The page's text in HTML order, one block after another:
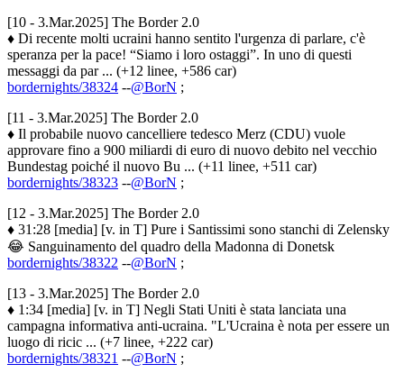
[10 - 3.Mar.2025] The Border 2.0
♦ Di recente molti ucraini hanno sentito l'urgenza di parlare, c'è
speranza per la pace! “Siamo i loro ostaggi”. In uno di questi
messaggi da par ... (+12 linee, +586 car)
bordernights/38324 --@BorN ;
[11 - 3.Mar.2025] The Border 2.0
♦ Il probabile nuovo cancelliere tedesco Merz (CDU) vuole
approvare fino a 900 miliardi di euro di nuovo debito nel vecchio
Bundestag poiché il nuovo Bu ... (+11 linee, +511 car)
bordernights/38323 --@BorN ;
[12 - 3.Mar.2025] The Border 2.0
♦ 31:28 [media] [v. in T] Pure i Santissimi sono stanchi di Zelensky
😂 Sanguinamento del quadro della Madonna di Donetsk
bordernights/38322 --@BorN ;
[13 - 3.Mar.2025] The Border 2.0
♦ 1:34 [media] [v. in T] Negli Stati Uniti è stata lanciata una
campagna informativa anti-ucraina. "L'Ucraina è nota per essere un
luogo di ricic ... (+7 linee, +222 car)
bordernights/38321 --@BorN ;